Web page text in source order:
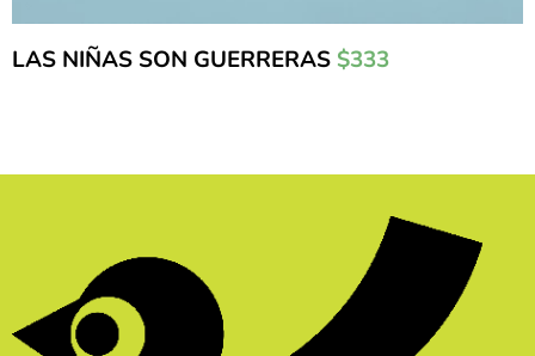
LAS NIÑAS SON GUERRERAS $333